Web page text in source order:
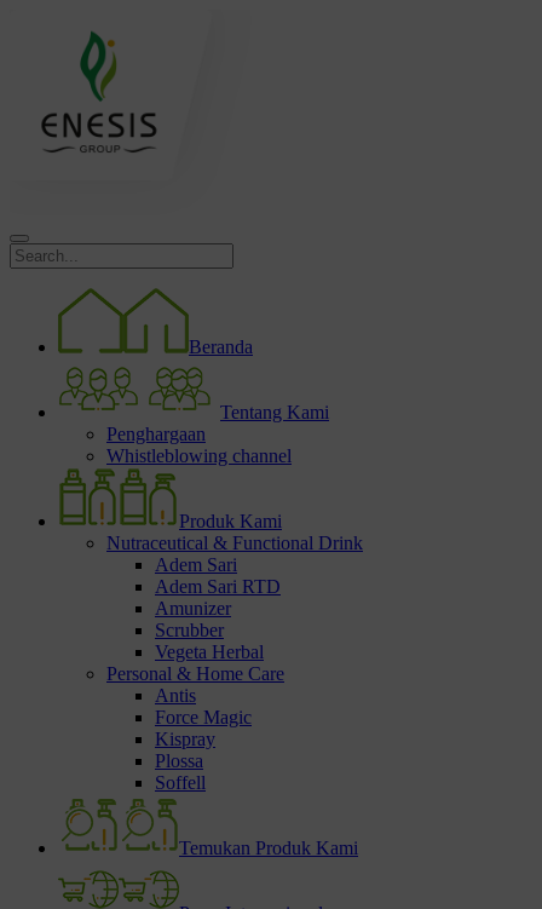
Beranda
Tentang Kami
Penghargaan
Whistleblowing channel
Produk Kami
Nutraceutical & Functional Drink
Adem Sari
Adem Sari RTD
Amunizer
Scrubber
Vegeta Herbal
Personal & Home Care
Antis
Force Magic
Kispray
Plossa
Soffell
Temukan Produk Kami